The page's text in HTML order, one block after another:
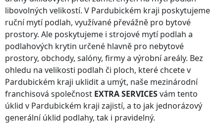
libovolných velikostí. V Pardubickém kraji poskytujeme
ruční mytí podlah, využívané převážně pro bytové
prostory. Ale poskytujeme i strojové mytí podlah a
podlahových krytin určené hlavně pro nebytové
prostory, obchody, salóny, firmy a výrobní areály. Bez
ohledu na velikosti podlah či ploch, které chcetev
Pardubickém kraji uklidit a umýt, naše mezinárodní
franchisová společnost EXTRA SERVICESvám tento
úklid v Pardubickém kraji zajistí, a to jak jednorázový
generální úklid podlahy, tak i pravidelný.